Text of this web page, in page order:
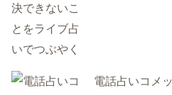
電話占いコメ